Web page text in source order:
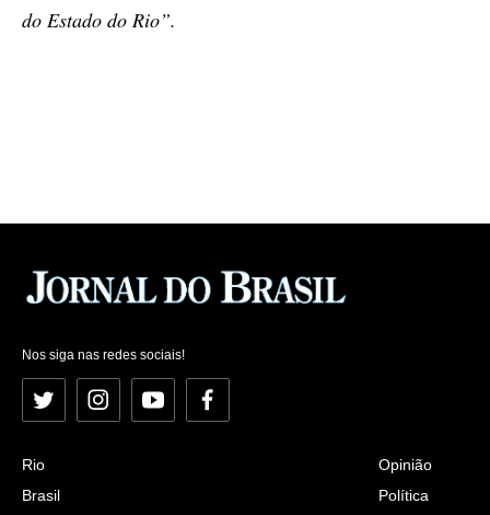
do Estado do Rio”.
Nos siga nas redes sociais!
Twitter InstagramYouTubeFacebook
Rio
Brasil
Opinião
Política